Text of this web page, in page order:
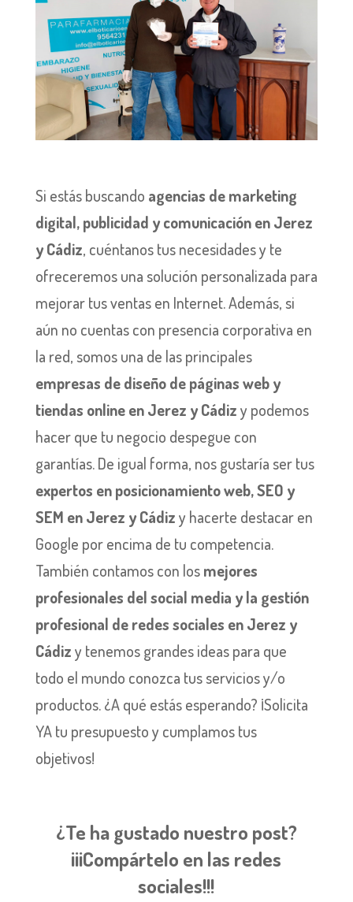
Si estás buscando agencias de marketing
digital, publicidad y comunicación en Jerez
y Cádiz, cuéntanos tus necesidades y te
ofreceremos una solución personalizada para
mejorar tus ventas en Internet. Además, si
aún no cuentas con presencia corporativa en
la red, somos una de las principales
empresas de diseño de páginas web y
tiendas online en Jerez y Cádizy podemos
hacer que tu negocio despegue con
garantías. De igual forma, nos gustaría ser tus
expertos en posicionamiento web, SEO y
SEM en Jerez y Cádizy hacerte destacar en
Google por encima de tu competencia.
También contamos con losmejores
profesionales del social media y la gestión
profesional de redes sociales en Jerez y
Cádizy tenemos grandes ideas para que
todo el mundo conozca tus servicios y/o
productos. ¿A qué estás esperando? ¡Solicita
YA tu presupuesto y cumplamos tus
objetivos!
¿Te ha gustado nuestro post?
¡¡¡Compártelo en las redes
sociales!!!